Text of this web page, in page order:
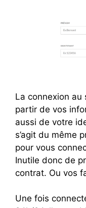
La connexion au
partir de vos
aussi de votre
s’agit du même
pour vous
Inutile donc de
contrat. Ou vos
Une fois